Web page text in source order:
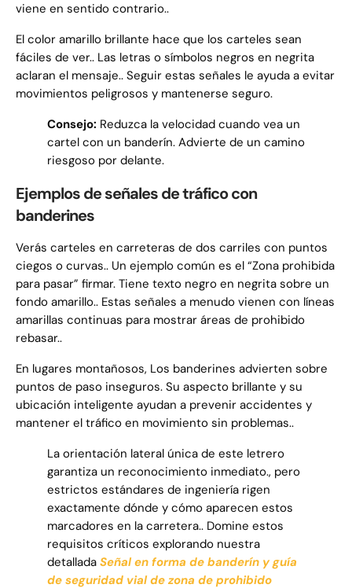
viene en sentido contrario..
El color amarillo brillante hace que los carteles sean
fáciles de ver.. Las letras o símbolos negros en negrita
aclaran el mensaje.. Seguir estas señales le ayuda a evitar
movimientos peligrosos y mantenerse seguro.
Consejo: Reduzca la velocidad cuando vea un
cartel con un banderín. Advierte de un camino
riesgoso por delante.
Ejemplos de señales de tráfico con
banderines
Verás carteles en carreteras de dos carriles con puntos
ciegos o curvas.. Un ejemplo común es el “Zona prohibida
para pasar” firmar. Tiene texto negro en negrita sobre un
fondo amarillo.. Estas señales a menudo vienen con líneas
amarillas continuas para mostrar áreas de prohibido
rebasar..
En lugares montañosos, Los banderines advierten sobre
puntos de paso inseguros. Su aspecto brillante y su
ubicación inteligente ayudan a prevenir accidentes y
mantener el tráfico en movimiento sin problemas..
La orientación lateral única de este letrero
garantiza un reconocimiento inmediato., pero
estrictos estándares de ingeniería rigen
exactamente dónde y cómo aparecen estos
marcadores en la carretera.. Domine estos
requisitos críticos explorando nuestra
detallada Señal en forma de banderín y guía
de seguridad vial de zona de prohibido